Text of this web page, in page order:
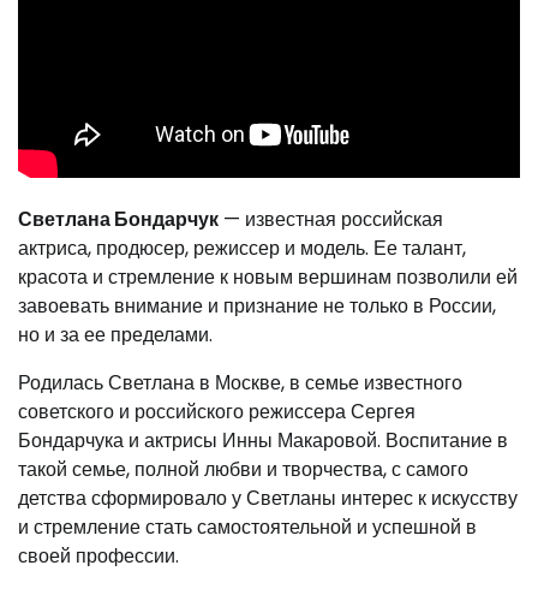
Светлана Бондарчук — известная российская
актриса, продюсер, режиссер и модель. Ее талант,
красота и стремление к новым вершинам позволили ей
завоевать внимание и признание не только в России,
но и за ее пределами.
Родилась Светлана в Москве, в семье известного
советского и российского режиссера Сергея
Бондарчука и актрисы Инны Макаровой. Воспитание в
такой семье, полной любви и творчества, с самого
детства сформировало у Светланы интерес к искусству
и стремление стать самостоятельной и успешной в
своей профессии.